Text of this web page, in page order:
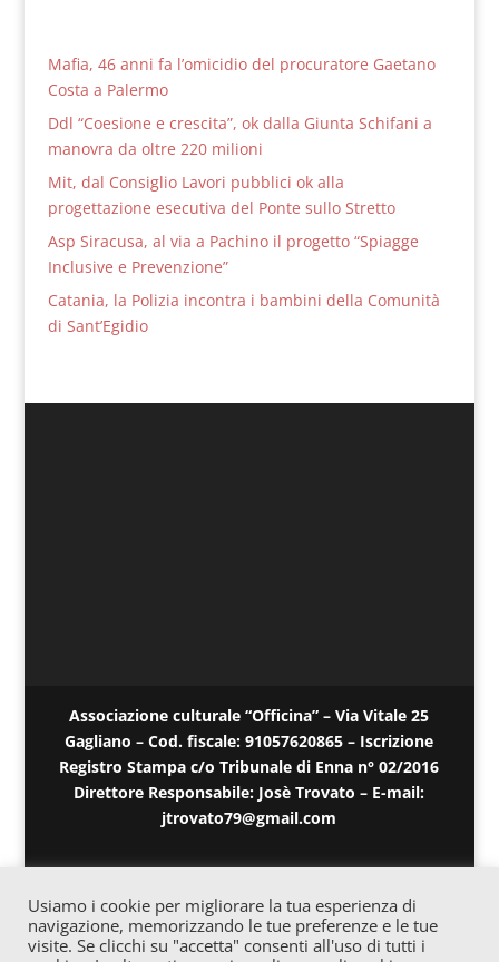
Mafia, 46 anni fa l’omicidio del procuratore Gaetano
Costa a Palermo
Ddl “Coesione e crescita”, ok dalla Giunta Schifani a
manovra da oltre 220 milioni
Mit, dal Consiglio Lavori pubblici ok alla
progettazione esecutiva del Ponte sullo Stretto
Asp Siracusa, al via a Pachino il progetto “Spiagge
Inclusive e Prevenzione”
Catania, la Polizia incontra i bambini della Comunità
di Sant’Egidio
Associazione culturale “Officina” – Via Vitale 25
Gagliano – Cod. fiscale: 91057620865 – Iscrizione
Registro Stampa c/o Tribunale di Enna n° 02/2016
Direttore Responsabile: Josè Trovato – E-mail:
jtrovato79@gmail.com
Usiamo i cookie per migliorare la tua esperienza di
navigazione, memorizzando le tue preferenze e le tue
visite. Se clicchi su "accetta" consenti all'uso di tutti i